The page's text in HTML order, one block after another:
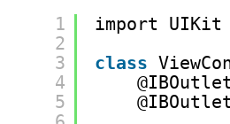
1
2
3
4
5
import UIKit
class